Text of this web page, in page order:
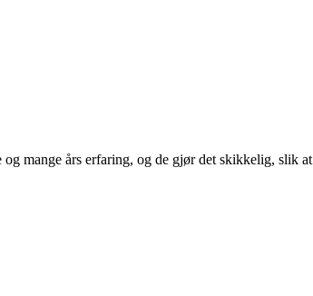
mange års erfaring, og de gjør det skikkelig, slik